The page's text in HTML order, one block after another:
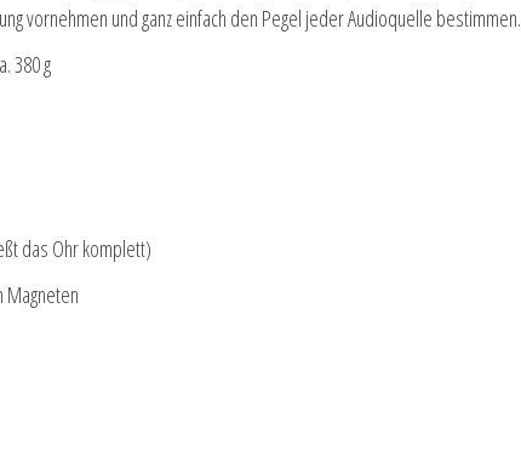
vornehmen und ganz einfach den Pegel jeder Audioquelle bestimmen.
380 g
das Ohr komplett)
Magneten